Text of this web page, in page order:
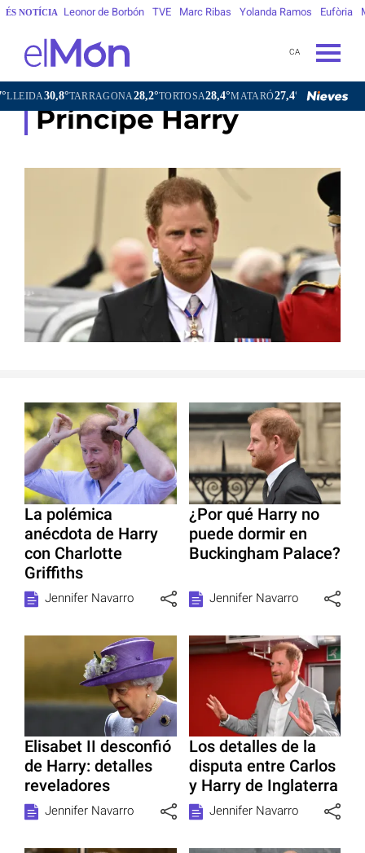
ÉS NOTÍCIA Leonor de Borbón TVE Marc Ribas Yolanda Ramos Eufòria
CA
30,8°TARRAGONA28,2°TORTOSA28,4°MATARÓ27,4°VIC26,0°
Príncipe Harry
La polémica
anécdota de Harry
con Charlotte
Griffiths
Jennifer Navarro
¿Por qué Harry no
puede dormir en
Buckingham Palace?
Jennifer Navarro
Elisabet II desconfió
de Harry: detalles
reveladores
Jennifer Navarro
Los detalles de la
disputa entre Carlos
y Harry de Inglaterra
Jennifer Navarro